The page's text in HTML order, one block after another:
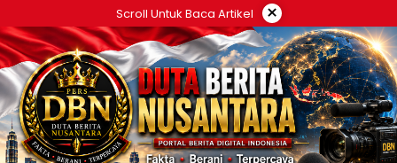
ke
konten
Scroll Untuk Baca Artikel ×